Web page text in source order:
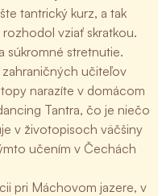
tantrický kurz, a tak
vziať skratkou.
súkromné stretnutie.
učiteľov
narazíte v domácom
Tantra, čo je niečo
v životopisoch väčšiny
učením v Čechách
pri Máchovom jazere, v